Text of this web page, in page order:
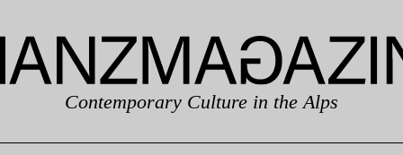
Contemporary Culture in the Alps